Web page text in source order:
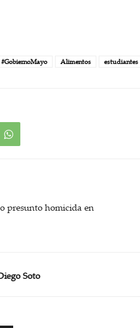
#GobiernoMayo Alimentos estudiantes
presunto homicida en
Soto